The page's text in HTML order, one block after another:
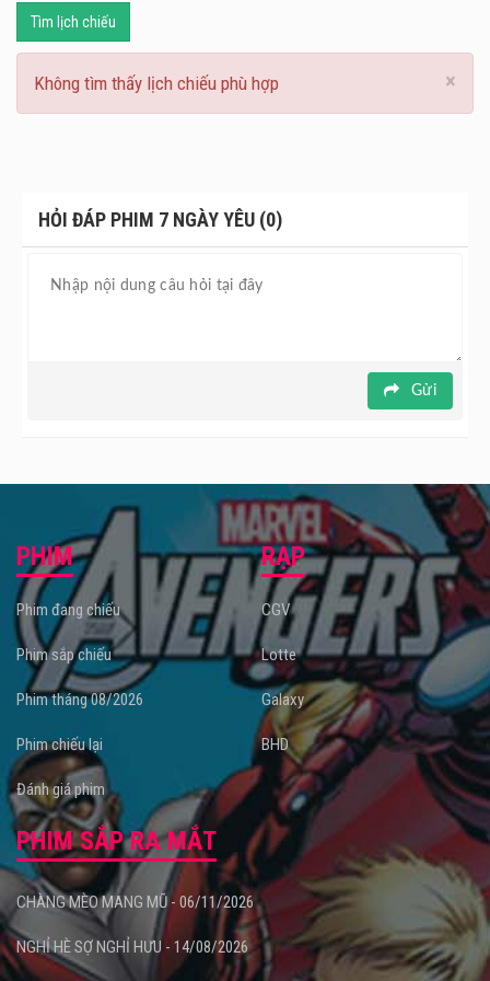
Tìm lịch chiếu
×
Không tìm thấy lịch chiếu phù hợp
HỎI ĐÁP PHIM 7 NGÀY YÊU (0)
Gửi
PHIM
Phim đang chiếu
Phim sắp chiếu
Phim tháng 08/2026
Phim chiếu lại
Đánh giá phim
RẠP
CGV
Lotte
Galaxy
BHD
PHIM SẮP RA MẮT
CHÀNG MÈO MANG MŨ - 06/11/2026
NGHỈ HÈ SỢ NGHỈ HƯU - 14/08/2026